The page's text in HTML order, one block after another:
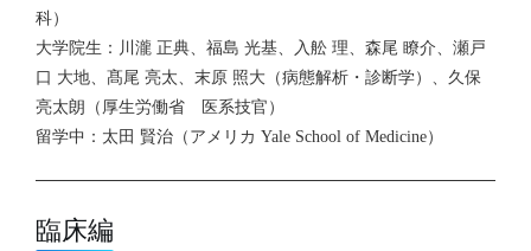
科）
大学院生：川瀧 正典、福島 光基、入舩 理、森尾 瞭介、瀬戸
口 大地、髙尾 亮太、末原 照大（病態解析・診断学）、久保
亮太朗（厚生労働省 医系技官）
留学中：太田 賢治（アメリカ Yale School of Medicine）
臨床編